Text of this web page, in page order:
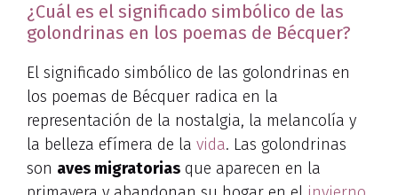
¿Cuál es el significado simbólico de las
golondrinas en los poemas de Bécquer?
El significado simbólico de las golondrinas en
los poemas de Bécquer radica en la
representación de la nostalgia, la melancolía y
la belleza efímera de la vida. Las golondrinas
son aves migratorias que aparecen en la